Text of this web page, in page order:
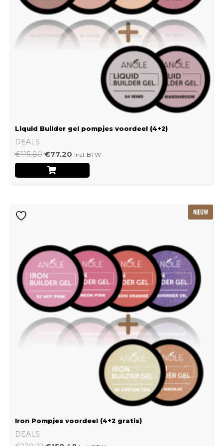
Liquid Builder gel pompjes voordeel (4+2)
DEALS
€115.80 €77.20 Incl. BTW
NIEUW
Iron Pompjes voordeel (4+2 gratis)
DEALS